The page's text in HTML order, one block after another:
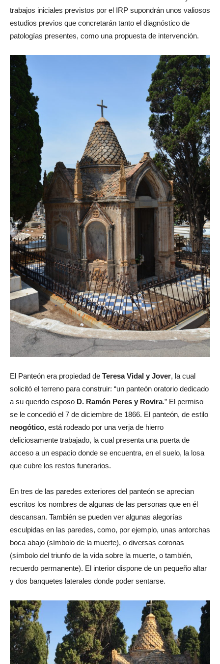
trabajos iniciales previstos por el IRP supondrán unos valiosos
estudios previos que concretarán tanto el diagnóstico de
patologías presentes, como una propuesta de intervención.
El Panteón era propiedad de Teresa Vidal y Jover, la cual
solicitó el terreno para construir: “un panteón oratorio dedicado
a su querido esposo D. Ramón Peres y Rovira.” El permiso
se le concedió el 7 de diciembre de 1866. El panteón, de estilo
neogótico, está rodeado por una verja de hierro
deliciosamente trabajado, la cual presenta una puerta de
acceso a un espacio donde se encuentra, en el suelo, la losa
que cubre los restos funerarios.
En tres de las paredes exteriores del panteón se aprecian
escritos los nombres de algunas de las personas que en él
descansan. También se pueden ver algunas alegorías
esculpidas en las paredes, como, por ejemplo, unas antorchas
boca abajo (símbolo de la muerte), o diversas coronas
(símbolo del triunfo de la vida sobre la muerte, o también,
recuerdo permanente). El interior dispone de un pequeño altar
y dos banquetes laterales donde poder sentarse.